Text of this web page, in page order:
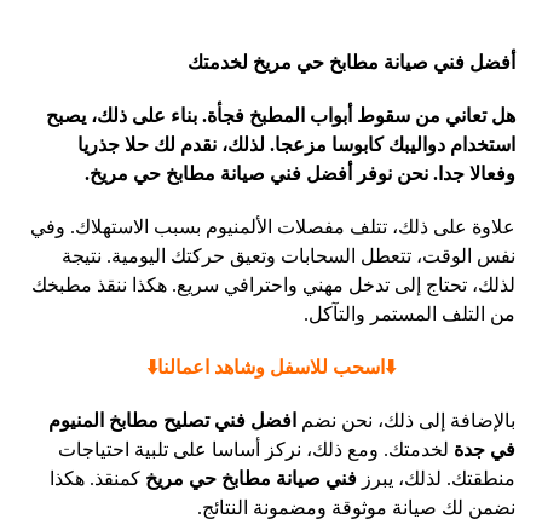
أفضل فني صيانة مطابخ حي مريخ لخدمتك
هل تعاني من سقوط أبواب المطبخ فجأة. بناء على ذلك، يصبح
استخدام دواليبك كابوسا مزعجا. لذلك، نقدم لك حلا جذريا
وفعالا جدا. نحن نوفر أفضل فني صيانة مطابخ حي مريخ.
علاوة على ذلك، تتلف مفصلات الألمنيوم بسبب الاستهلاك. وفي
نفس الوقت، تتعطل السحابات وتعيق حركتك اليومية. نتيجة
لذلك، تحتاج إلى تدخل مهني واحترافي سريع. هكذا ننقذ مطبخك
من التلف المستمر والتآكل.
⬇️اسحب للاسفل وشاهد اعمالنا⬇️
بالإضافة إلى ذلك، نحن نضم افضل فني تصليح مطابخ المنيوم
في جدة لخدمتك. ومع ذلك، نركز أساسا على تلبية احتياجات
منطقتك. لذلك، يبرزفني صيانة مطابخ حي مريخ كمنقذ. هكذا
نضمن لك صيانة موثوقة ومضمونة النتائج.